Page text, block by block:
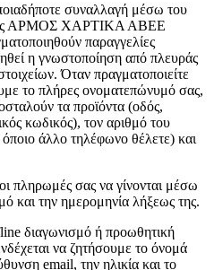
συναλλαγή μέσω του
της ΑΡΜΟΣ ΧΑΡΤΙΚΑ ΑΒΕΕ
παραγγελίες
η γνωστοποίηση από πλευράς
Όταν πραγματοποιείτε
το πλήρες ονοματεπώνυμό σας,
τα προϊόντα (οδός,
κωδικός), τον αριθμό του
άλλο τηλέφωνο θέλετε) και
πληρωμές σας να γίνονται μέσω
και την ημερομηνία λήξεως της.
διαγωνισμό ή προωθητική
να ζητήσουμε το όνομά
email, την ηλικία και το